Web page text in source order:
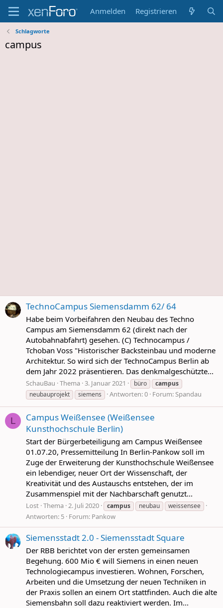
Anmelden Registrieren
Schlagworte
campus
TechnoCampus Siemensdamm 62/ 64
Habe beim Vorbeifahren den Neubau des Techno
Campus am Siemensdamm 62 (direkt nach der
Autobahnabfahrt) gesehen. (C) Technocampus /
Tchoban Voss "Historischer Backsteinbau und moderne
Architektur. So wird sich der TechnoCampus Berlin ab
dem Jahr 2022 präsentieren. Das denkmalgeschützte...
SchauBau Thema 3. Januar 2021 büro
campus
neubauprojekt
siemens Antworten: 0 Forum:Spandau
L
Campus Weißensee (Weißensee
Kunsthochschule Berlin)
Start der Bürgerbeteiligung am Campus Weißensee
01.07.20, Pressemitteilung In Berlin-Pankow soll im
Zuge der Erweiterung der Kunsthochschule Weißensee
ein lebendiger, neuer Ort der Wissenschaft, der
Kreativität und des Austauschs entstehen, der im
Zusammenspiel mit der Nachbarschaft genutzt...
Lost Thema 2. Juli 2020 campus neubau weissensee
Antworten: 5 Forum: Pankow
Siemensstadt 2.0 - Siemensstadt Square
Der RBB berichtet von der ersten gemeinsamen
Begehung. 600 Mio € will Siemens in einen neuen
Technologiecampus investieren. Wohnen, Forschen,
Arbeiten und die Umsetzung der neuen Techniken in
der Praxis sollen an einem Ort stattfinden. Auch die alte
Siemensbahn soll dazu reaktiviert werden. Im...